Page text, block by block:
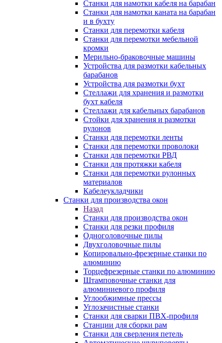
Станки для намотки кабеля на барабан
Станки для намотки каната на барабан
и в бухту
Станки для перемотки кабеля
Станки для перемотки мебельной
кромки
Мерильно-браковочные машины
Устройства для размотки кабельных
барабанов
Устройства для размотки бухт
Стеллажи для хранения и размотки
бухт кабеля
Стеллажи для кабельных барабанов
Стойки для хранения и размотки
рулонов
Станки для перемотки ленты
Станки для перемотки проволоки
Станки для перемотки РВД
Станки для протяжки кабеля
Станки для перемотки рулонных
материалов
Кабелеукладчики
Станки для производства окон
Назад
Станки для производства окон
Станки для резки профиля
Одноголовочные пилы
Двухголовочные пилы
Копировально-фрезерные станки по
алюминию
Торцефрезерные станки по алюминию
Штамповочные станки для
алюминиевого профиля
Углообжимные прессы
Углозачистные станки
Станки для сварки ПВХ-профиля
Станции для сборки рам
Станки для сверления петель